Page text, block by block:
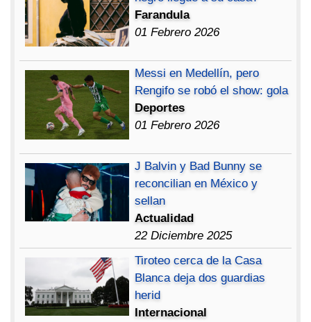
Farandula
01 Febrero 2026
Messi en Medellín, pero
Rengifo se robó el show: gola
Deportes
01 Febrero 2026
J Balvin y Bad Bunny se
reconcilian en México y
sellan
Actualidad
22 Diciembre 2025
Tiroteo cerca de la Casa
Blanca deja dos guardias
herid
Internacional